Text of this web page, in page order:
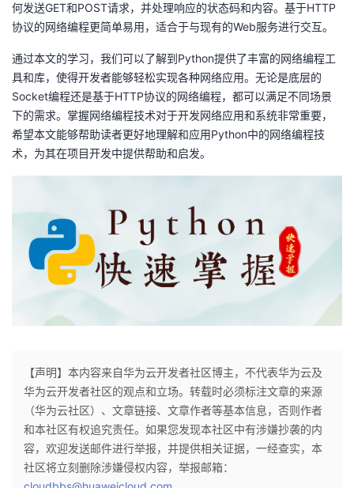
何发送GET和POST请求，并处理响应的状态码和内容。基于HTTP
协议的网络编程更简单易用，适合于与现有的Web服务进行交互。
通过本文的学习，我们可以了解到Python提供了丰富的网络编程工
具和库，使得开发者能够轻松实现各种网络应用。无论是底层的
Socket编程还是基于HTTP协议的网络编程，都可以满足不同场景
下的需求。掌握网络编程技术对于开发网络应用和系统非常重要，
希望本文能够帮助读者更好地理解和应用Python中的网络编程技
术，为其在项目开发中提供帮助和启发。
【声明】本内容来自华为云开发者社区博主，不代表华为云及
华为云开发者社区的观点和立场。转载时必须标注文章的来源
（华为云社区）、文章链接、文章作者等基本信息，否则作者
和本社区有权追究责任。如果您发现本社区中有涉嫌抄袭的内
容，欢迎发送邮件进行举报，并提供相关证据，一经查实，本
社区将立刻删除涉嫌侵权内容，举报邮箱：